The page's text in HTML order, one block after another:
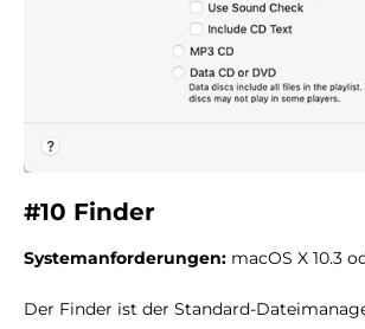
#10 Finder
Systemanforderungen: macOS X 10.3
Der Finder ist der Standard-